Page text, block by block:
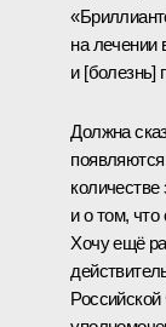
на лечении
и [болезнь]
Должна
и о том,
Хочу ещё